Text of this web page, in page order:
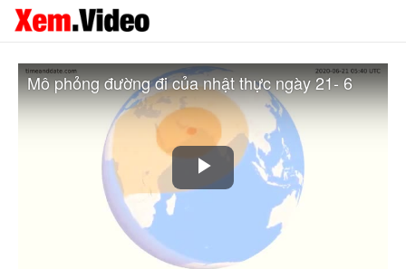
Play
Mô phỏng đường đi của nhật thực ngày 21- 6